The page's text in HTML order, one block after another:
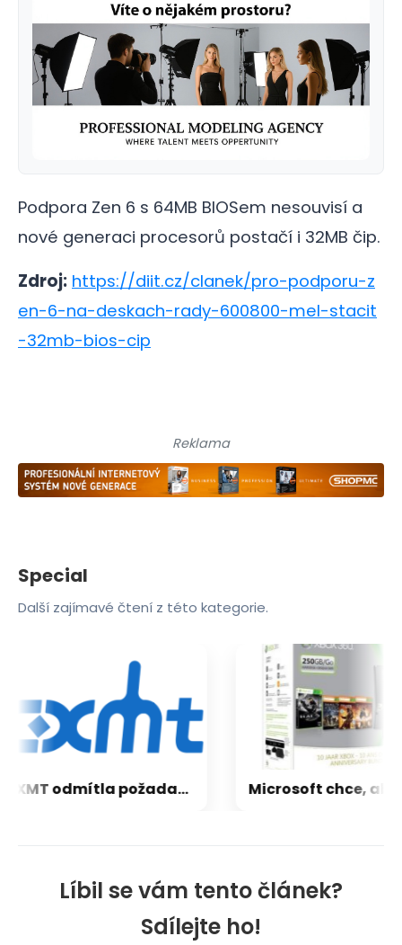
Podpora Zen 6 s 64MB BIOSem nesouvisí a
nové generaci procesorů postačí i 32MB čip.
Zdroj: https://diit.cz/clanek/pro-podporu-z
en-6-na-deskach-rady-600800-mel-stacit
-32mb-bios-cip
Líbil se vám tento článek?
Sdílejte ho!
Reklama
Special
Další zajímavé čtení z této kategorie.
CXMT odmítla požadavky Applu, nenechá si diktovat ceny